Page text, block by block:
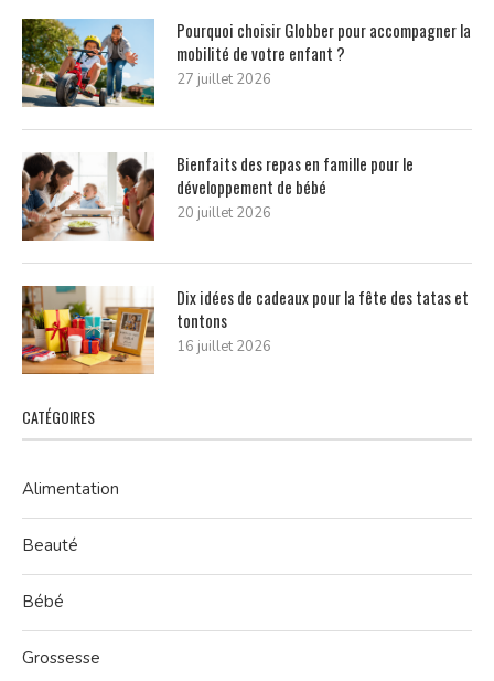
Pourquoi choisir Globber pour accompagner la
mobilité de votre enfant ?
27 juillet 2026
Bienfaits des repas en famille pour le
développement de bébé
20 juillet 2026
Dix idées de cadeaux pour la fête des tatas et
tontons
16 juillet 2026
CATÉGOIRES
Alimentation
Beauté
Bébé
Grossesse